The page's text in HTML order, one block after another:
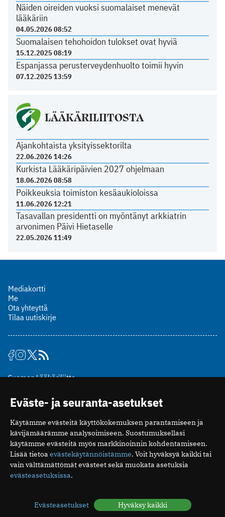
Näiden oireiden vuoksi suomalaiset menevät
lääkäriin
04.05.2026 08:52
Suomalaisen tehohoidon tulokset ovat hyviä
15.12.2025 08:19
Espanjassa perusterveydenhuolto toimii hyvin
07.12.2025 13:59
LÄÄKÄRILIITOSTA
Ajankohtaista yksityissektorilta
22.06.2026 14:26
Kurkista Lääkäripäivien 2027 ohjelmaan
18.06.2026 08:58
Poikkeuksia toimiston kesäaukioloissa
11.06.2026 12:21
Tasavallan presidentti on myöntänyt arkkiatrin
arvonimen Päivi Hietaselle
22.05.2026 11:49
Mediakortti
Me
Ota yhteyttä
Tilaa uutiskirje
Suomen Lääkäriliitto
00510 Helsinki
puh. (09) 393 091
toimitus@potilaanlaakarilehti.fi
ISSN 2323-9476
Eväste- ja seuranta-asetukset
Käytämme evästeitä käyttökokemuksen parantamiseen ja
kävijämäärämme analysoimiseen. Suostumuksellasi
käytämme evästeitä myös markkinoinnin kohdentamiseen.
Lisää tietoa evästekäytännöistämme. Voit hyväksyä kaikki tai
vain välttämättömät evästeet sekä muokata asetuksia
evästeasetuksissa.
Evästeasetukset Hyväksy kaikki